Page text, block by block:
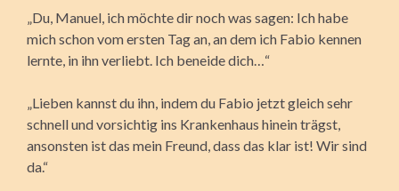
„Du, Manuel, ich möchte dir noch was sagen: Ich habe
mich schon vom ersten Tag an, an dem ich Fabio kennen
lernte, in ihn verliebt. Ich beneide dich…“
„Lieben kannst du ihn, indem du Fabio jetzt gleich sehr
schnell und vorsichtig ins Krankenhaus hinein trägst,
ansonsten ist das mein Freund, dass das klar ist! Wir sind
da.“